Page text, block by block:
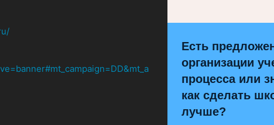
Есть
организации
процесса или
как сделать
лучше?